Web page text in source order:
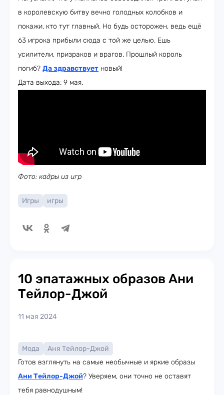
в королевскую битву вечно голодных колобков и
покажи, кто тут главный. Но будь осторожен, ведь ещё
63 игрока прибыли сюда с той же целью. Ешь
усилители, призраков и врагов. Прошлый король
погиб? Да здравствует новый!
Дата выхода: 9 мая.
Фото: кадры из игр
Игры игры
10 эпатажных образов Ани
Тейлор-Джой
11 мая 2024
Мода
Аня Тейлор-Джой
Готов взглянуть на самые необычные и яркие образы
Ани Тейлор-Джой? Уверяем, они точно не оставят
тебя равнодушным!